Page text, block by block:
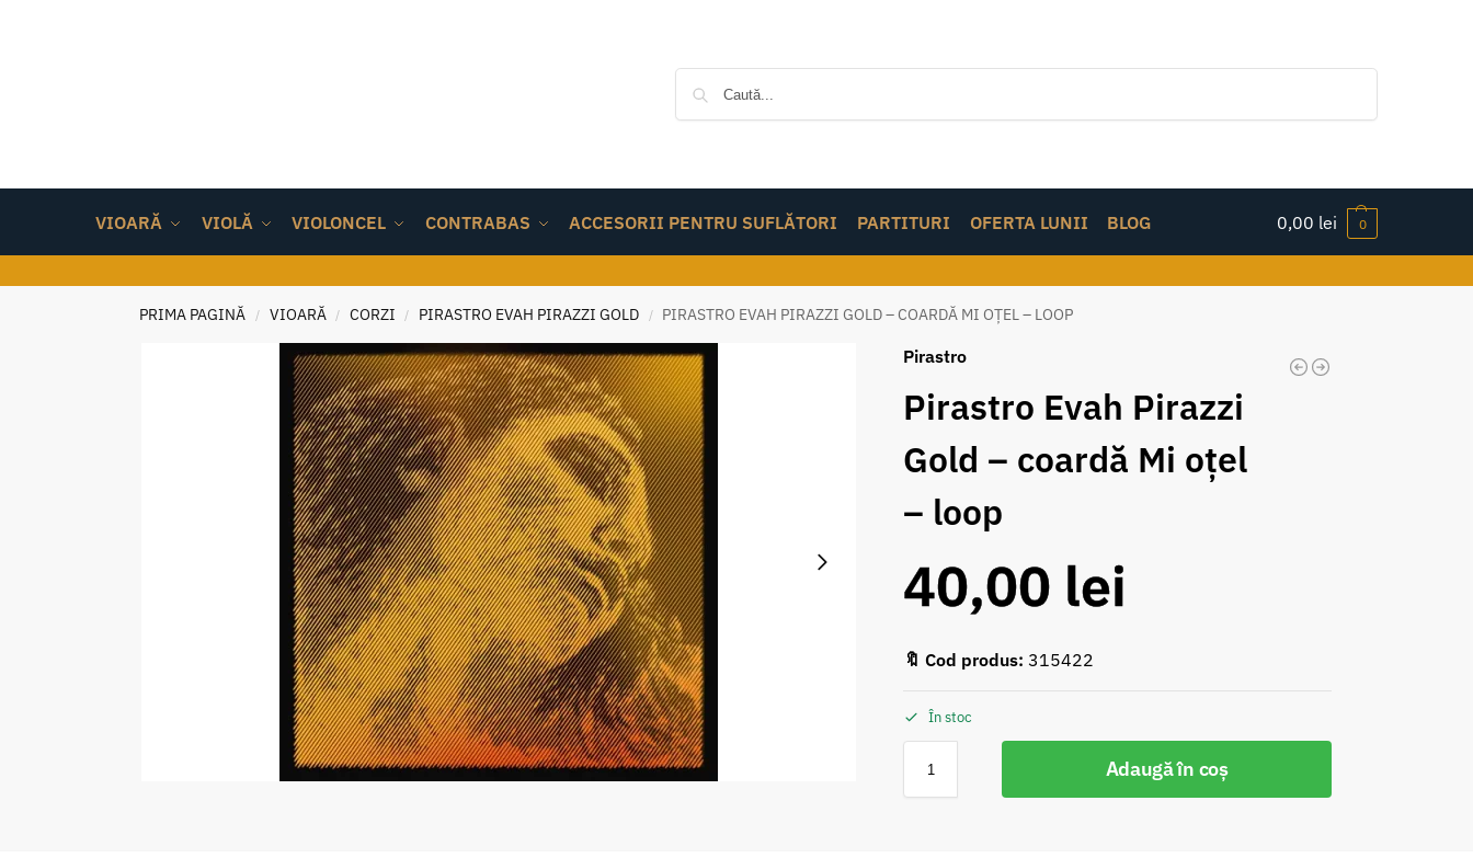
VIOARĂ VIOLĂ VIOLONCEL CONTRABAS ACCESORII PENTRU SUFLĂTORI PARTITURI OFERTA LUNII BLOG 0,00 lei 0
PRIMA PAGINĂ / VIOARĂ / CORZI / PIRASTRO EVAH PIRAZZI GOLD / PIRASTRO EVAH PIRAZZI GOLD – COARDĂ MI OȚEL – LOOP
Pirastro
Pirastro Evah Pirazzi
Gold – coardă Mi oțel
– loop
40,00 lei
🔖 Cod produs: 315422
În stoc
Adaugă în coș